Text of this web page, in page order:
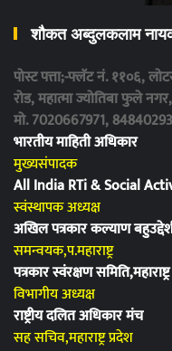
शौकत अब्दुलकलाम
पोस्ट पत्ता;-फ्लॅट नं. ११०६,
रोड, महात्मा ज्योतिबा फुले
मो. 7020667971,
भारतीय माहिती अधिकार
मुख्यसंपादक
All India RTi & Social
स्वंस्थापक अध्यक्ष
अखिल पत्रकार कल्याण
समन्वयक,प.महाराष्ट्र
पत्रकार स्वंरक्षण समिति,महाराष्ट्र
विभागीय अध्यक्ष
राष्ट्रीय दलित अधिकार मंच
सह सचिव,महाराष्ट्र प्रदेश